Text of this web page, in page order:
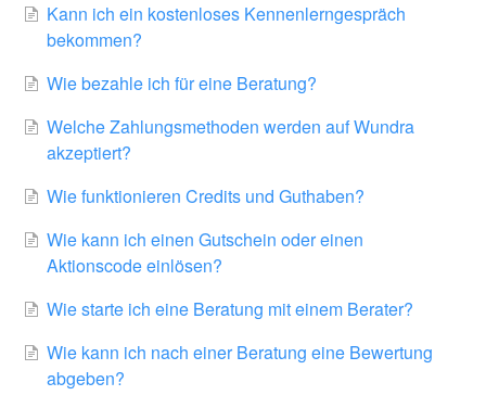
Kann ich ein kostenloses Kennenlerngespräch
bekommen?
Wie bezahle ich für eine Beratung?
Welche Zahlungsmethoden werden auf Wundra
akzeptiert?
Wie funktionieren Credits und Guthaben?
Wie kann ich einen Gutschein oder einen
Aktionscode einlösen?
Wie starte ich eine Beratung mit einem Berater?
Wie kann ich nach einer Beratung eine Bewertung
abgeben?